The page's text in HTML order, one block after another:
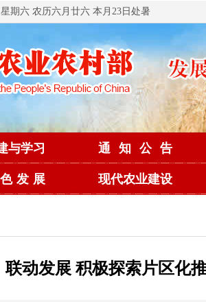
期六 农历六月廿六 本月23日处暑
与学习 通知公告
发展 现代农业建设
动发展 积极探索片区化